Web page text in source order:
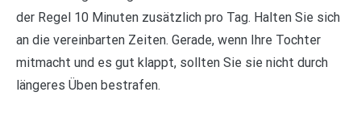
der Regel 10 Minuten zusätzlich pro Tag. Halten Sie sich
an die vereinbarten Zeiten. Gerade, wenn Ihre Tochter
mitmacht und es gut klappt, sollten Sie sie nicht durch
längeres Üben bestrafen.